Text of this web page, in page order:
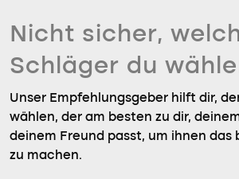
Nicht sicher,
Schläger du
Unser Empfehlungsgeber hilft dir,
wählen, der am besten zu dir,
deinem Freund passt, um ihnen das
zu machen.